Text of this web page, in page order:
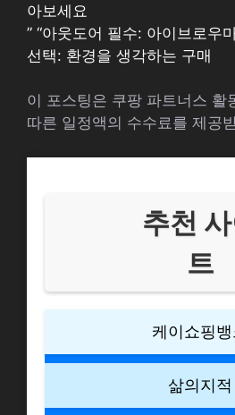
아보세요
” “아웃도어 필수: 아이브로우
선택: 환경을 생각하는 구매
이 포스팅은 쿠팡 파트너스 활
따른 일정액의 수수료를 제공
추천
트
케이쇼핑뱅
삶의지적